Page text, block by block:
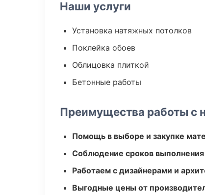
Наши услуги
Установка натяжных потолков
Поклейка обоев
Облицовка плиткой
Бетонные работы
Преимущества работы с
Помощь в выборе и закупке
Соблюдение сроков
Работаем с дизайнерами и
Выгодные цены от